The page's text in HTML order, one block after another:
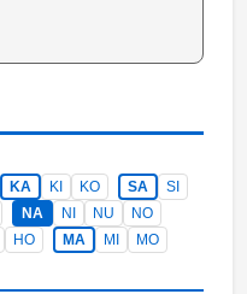
KA KI KO SA
SI
NA NI NU
NO
HO MA MI
MO